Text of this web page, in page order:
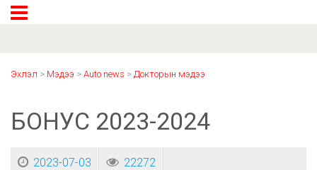
Эхлэл > Мэдээ > Auto news > Докторын мэдээ
БОНУС 2023-2024
2023-07-03 22272